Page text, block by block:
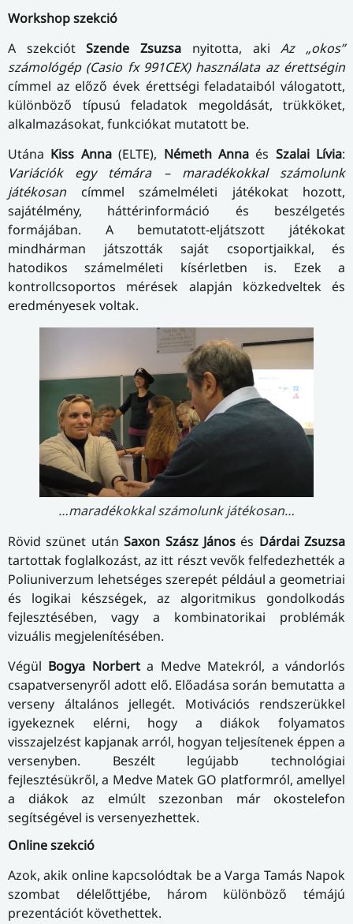
Workshop szekció
A szekciótSzende Zsuzsa nyitotta, akiAz „okos”
számológép (Casio fx 991CEX) használata az érettségin
címmel az előző évek érettségi feladataiból válogatott,
különböző típusú feladatok megoldását, trükköket,
alkalmazásokat, funkciókat mutatott be.
Utána Kiss Anna(ELTE), Németh Annaés Szalai Lívia:
Variációk egy témára – maradékokkal számolunk
játékosancímmel számelméleti játékokat hozott,
sajátélmény, háttérinformáció és beszélgetés
formájában. A bemutatott-eljátszott játékokat
mindhárman játszották saját csoportjaikkal, és
hatodikos számelméleti kísérletben is. Ezek a
kontrollcsoportos mérések alapján közkedveltek és
eredményesek voltak.
…maradékokkal számolunk játékosan…
Rövid szünet utánSaxon Szász Jánosés Dárdai Zsuzsa
tartottak foglalkozást, az itt részt vevők felfedezhették a
Poliuniverzum lehetséges szerepét például a geometriai
és logikai készségek, az algoritmikus gondolkodás
fejlesztésében, vagy a kombinatorikai problémák
vizuális megjelenítésében.
Végül Bogya Norberta Medve Matekról, a vándorlós
csapatversenyről adott elő. Előadása során bemutatta a
verseny általános jellegét. Motivációs rendszerükkel
igyekeznek elérni, hogy a diákok folyamatos
visszajelzést kapjanak arról, hogyan teljesítenek éppen a
versenyben. Beszélt legújabb technológiai
fejlesztésükről, a Medve Matek GO platformról, amellyel
a diákok az elmúlt szezonban már okostelefon
segítségével is versenyezhettek.
Online szekció
Azok, akik online kapcsolódtak be a Varga Tamás Napok
szombat délelőttjébe, három különböző témájú
prezentációt követhettek.